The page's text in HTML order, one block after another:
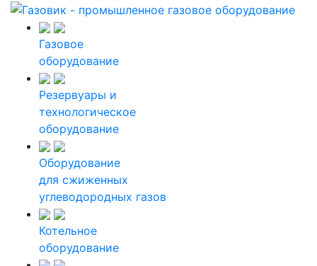
Газовое
оборудование
Резервуары и
технологическое
оборудование
Оборудование
для сжиженных
углеводородных газов
Котельное
оборудование